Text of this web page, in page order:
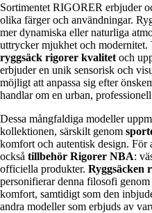
Sortimentet RIGORER erbjuder
olika färger och användningar.
mer dynamiska eller naturliga
uttrycker mjukhet och modernitet.
ryggsäck rigorer kvalitet och
erbjuder en unik sensorisk och
möjligt att anpassa sig efter
handlar om en urban,
Dessa mångfaldiga modeller
kollektionen, särskilt genom
komfort och autentisk design.
också tillbehör Rigorer NBA:
officiella produkter. Ryggsäcken
personifierar denna filosofi
komfort, samtidigt som den
andra modeller som erbjuds av